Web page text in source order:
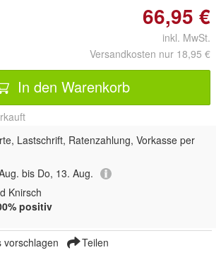
66,95 €
inkl. MwSt.
Versandkosten nur 18,95 €
In den Warenkorb
Lastschrift, Ratenzahlung, Vorkasse per
bis Do, 13. Aug.
Knirsch
positiv
vorschlagen Teilen